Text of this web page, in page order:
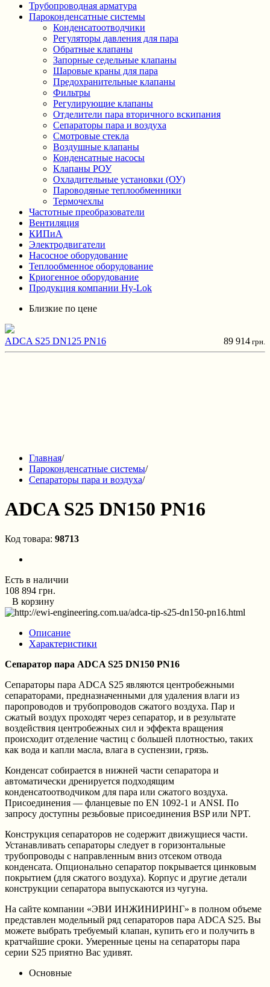
Трубопроводная арматура
Пароконденсатные системы
Конденсатоотводчики
Регуляторы давления для пара
Обратные клапаны
Запорные седельные клапаны
Шаровые краны для пара
Предохранительные клапаны
Фильтры
Регулирующие клапаны
Отделители пара вторичного вскипания
Сепараторы пара и воздуха
Смотровые стекла
Воздушные клапаны
Конденсатные насосы
Клапаны РОУ
Охладительные установки (ОУ)
Пароводяные теплообменники
Термочехлы
Частотные преобразователи
Вентиляция
КИПиА
Электродвигатели
Насосное оборудование
Теплообменное оборудование
Криогенное оборудование
Продукция компании Hy-Lok
Близкие по цене
ADCA S25 DN125 PN16 89 914 грн.
Главная/
Пароконденсатные системы/
Сепараторы пара и воздуха/
ADCA S25 DN150 PN16
Код товара: 98713
Есть в наличии
108 894 грн.
В корзину
Описание
Характеристики
Сепаратор пара ADCA S25 DN150 PN16
Сепараторы пара ADCA S25 являются центробежными
сепараторами, предназначенными для удаления влаги из
паропроводов и трубопроводов сжатого воздуха. Пар и
сжатый воздух проходят через сепаратор, и в результате
воздействия центробежных сил и эффекта вращения
происходит отделение частиц с большей плотностью, таких
как вода и капли масла, влага в суспензии, грязь.
Конденсат собирается в нижней части сепаратора и
автоматически дренируется подходящим
конденсатоотводчиком для пара или сжатого воздуха.
Присоединения — фланцевые по EN 1092-1 и ANSI. По
запросу доступны резьбовые присоединения BSP или NPT.
Конструкция сепараторов не содержит движущиеся части.
Устанавливать сепараторы следует в горизонтальные
трубопроводы с направленным вниз отсеком отвода
конденсата. Опционально сепаратор покрывается цинковым
покрытием (для сжатого воздуха). Корпус и другие детали
конструкции сепаратора выпускаются из чугуна.
На сайте компании «ЭВИ ИНЖИНИРИНГ» в полном объеме
представлен модельный ряд сепараторов пара ADCA S25. Вы
можете выбрать требуемый клапан, купить его и получить в
кратчайшие сроки. Умеренные цены на сепараторы пара
серии S25 приятно Вас удивят.
Основные